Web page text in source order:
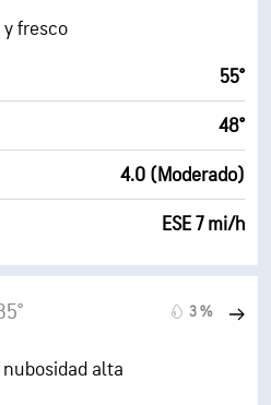
fresco
55°
48°
4.0 (Moderado)
ESE 7 mi/h
3 %
alta